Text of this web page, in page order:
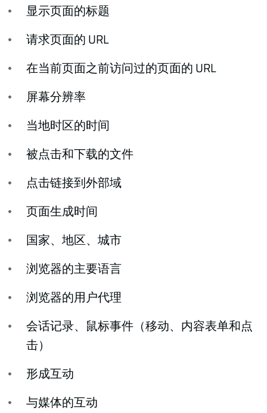
显示页面的标题
请求页面的 URL
在当前页面之前访问过的页面的 URL
屏幕分辨率
当地时区的时间
被点击和下载的文件
点击链接到外部域
页面生成时间
国家、地区、城市
浏览器的主要语言
浏览器的用户代理
会话记录、鼠标事件（移动、内容表单和点
击）
形成互动
与媒体的互动